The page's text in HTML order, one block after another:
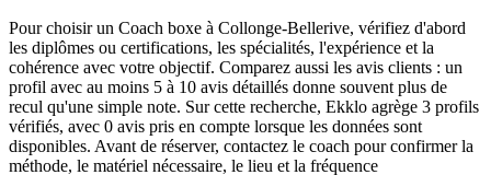
Pour choisir un Coach boxe à Collonge-Bellerive, vérifiez d'abord
les diplômes ou certifications, les spécialités, l'expérience et la
cohérence avec votre objectif. Comparez aussi les avis clients : un
profil avec au moins 5 à 10 avis détaillés donne souvent plus de
recul qu'une simple note. Sur cette recherche, Ekklo agrège 3 profils
vérifiés, avec 0 avis pris en compte lorsque les données sont
disponibles. Avant de réserver, contactez le coach pour confirmer la
méthode, le matériel nécessaire, le lieu et la fréquence